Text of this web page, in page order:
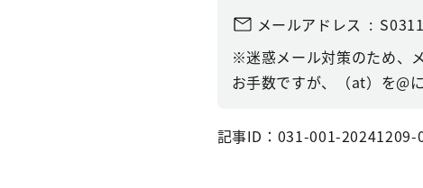
メールアドレス
※迷惑メール対策のため、
お手数ですが、（at）を@
記事ID：031-001-20241209-